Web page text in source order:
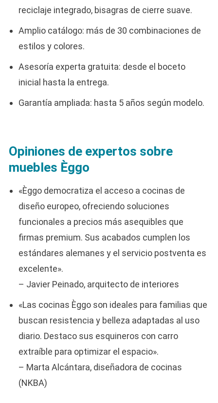
reciclaje integrado, bisagras de cierre suave.
Amplio catálogo: más de 30 combinaciones de
estilos y colores.
Asesoría experta gratuita: desde el boceto
inicial hasta la entrega.
Garantía ampliada: hasta 5 años según modelo.
Opiniones de expertos sobre
muebles Èggo
«Èggo democratiza el acceso a cocinas de
diseño europeo, ofreciendo soluciones
funcionales a precios más asequibles que
firmas premium. Sus acabados cumplen los
estándares alemanes y el servicio postventa es
excelente».
– Javier Peinado, arquitecto de interiores
«Las cocinas Èggo son ideales para familias que
buscan resistencia y belleza adaptadas al uso
diario. Destaco sus esquineros con carro
extraíble para optimizar el espacio».
– Marta Alcántara, diseñadora de cocinas
(NKBA)